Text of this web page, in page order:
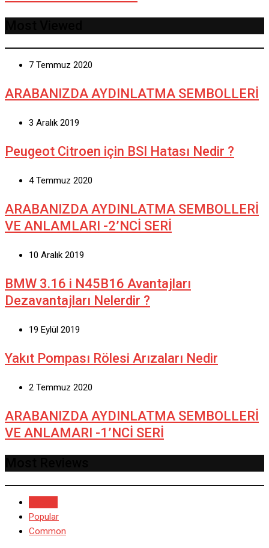
7 Temmuz 2020
ARABANIZDA AYDINLATMA SEMBOLLERİ
3 Aralık 2019
Peugeot Citroen için BSI Hatası Nedir ?
4 Temmuz 2020
ARABANIZDA AYDINLATMA SEMBOLLERİ
VE ANLAMLARI -2’NCİ SERİ
10 Aralık 2019
BMW 3.16 i N45B16 Avantajları
Dezavantajları Nelerdir ?
19 Eylül 2019
Yakıt Pompası Rölesi Arızaları Nedir
2 Temmuz 2020
ARABANIZDA AYDINLATMA SEMBOLLERİ
VE ANLAMARI -1’NCİ SERİ
Popular
Common